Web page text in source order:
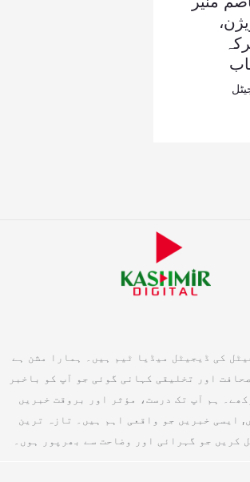
کی ڈیجیٹل میڈیا ٹیم ہیں۔ ہمارا مشن ہے
اور تخلیقی کہانی گوئی جو آپ کو باخبر
ہم آپ تک درست، مؤثر اور بروقت خبریں
ایسی خبریں جو واقعی اہم ہیں۔ تازہ ترین
کریں جو گہرائی اور وضاحت سے بھرپور ہوں۔